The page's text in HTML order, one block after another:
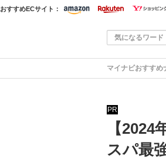
おすすめECサイト：
マイナビおすすめ
PR
【
スパ最